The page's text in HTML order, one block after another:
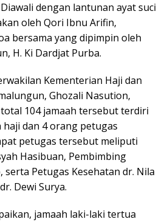
dengan lantunan ayat suci
oleh Qori Ibnu Arifin,
bersama yang dipimpin oleh
H. Ki Dardjat Purba.
Kementerian Haji dan
Ghozali Nasution,
104 jamaah tersebut terdiri
haji dan 4 orang petugas
petugas tersebut meliputi
Hasibuan, Pembimbing
serta Petugas Kesehatan dr. Nila
Dewi Surya.
jamaah laki-laki tertua